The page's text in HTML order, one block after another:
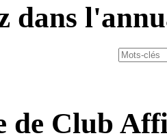
dans
de Club